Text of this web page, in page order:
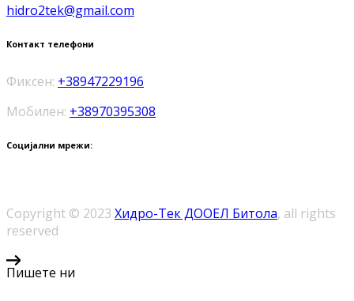
hidro2tek@gmail.com
Контакт телефони
Фиксен: +38947229196
Мобилен: +38970395308
Социјални мрежи:
Copyright © 2023 Хидро-Тек ДООЕЛ Битола, all rights
reserved
Пишете ни